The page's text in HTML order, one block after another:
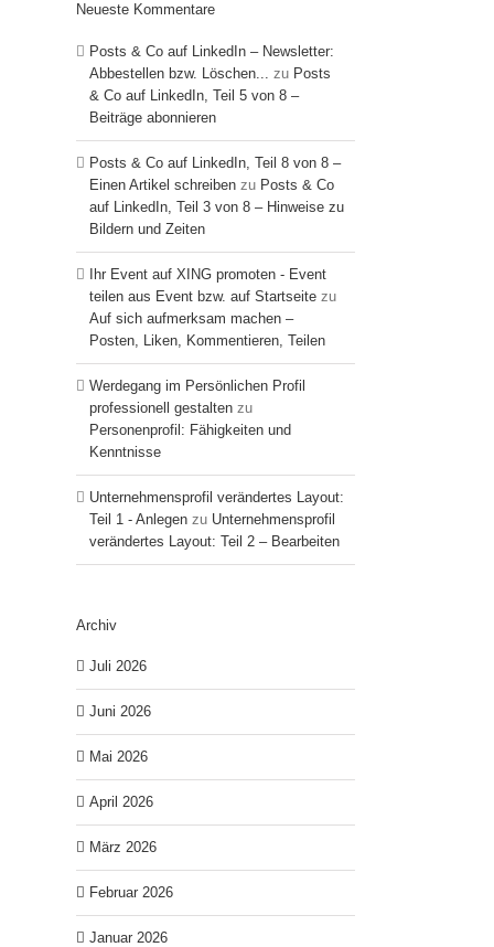
Neueste Kommentare
Posts & Co auf LinkedIn – Newsletter:
Abbestellen bzw. Löschen...
zu Posts
& Co auf LinkedIn, Teil 5 von 8 –
Beiträge abonnieren
Posts & Co auf LinkedIn, Teil 8 von 8 –
Einen Artikel schreibenzu Posts & Co
auf LinkedIn, Teil 3 von 8 – Hinweise zu
Bildern und Zeiten
Ihr Event auf XING promoten - Event
teilen aus Event bzw. auf Startseitezu
Auf sich aufmerksam machen –
Posten, Liken, Kommentieren, Teilen
Werdegang im Persönlichen Profil
professionell gestaltenzu
Personenprofil: Fähigkeiten und
Kenntnisse
Unternehmensprofil verändertes Layout:
Teil 1 - Anlegenzu Unternehmensprofil
verändertes Layout: Teil 2 – Bearbeiten
Archiv
Juli 2026
Juni 2026
Mai 2026
April 2026
März 2026
Februar 2026
Januar 2026